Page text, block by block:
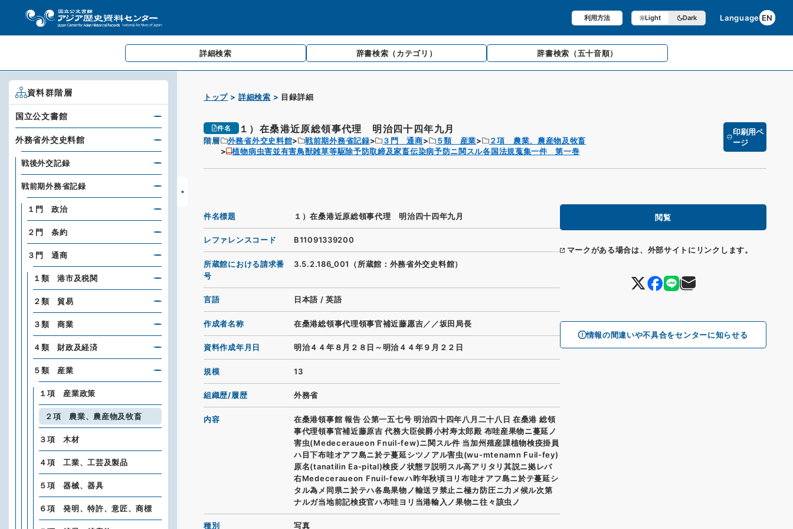
利用方法 Light Dark Language EN
詳細検索 辞書検索 （カテゴリ） 辞書検索 （五十音順）
トップ 詳細検索 目録詳細
件名 １）在桑港近原総領事代理 明治四十四年九月
階層 外務省外交史料館 戦前期外務省記録 ３門 通商 ５類 産業
２項 農業、農産物及牧畜
植物病虫害並有害鳥獣雑草等駆除予防取締及家畜伝染病予防ニ関スル各国法規蒐集一件 第一巻
印刷用ペ
ージ
閲覧
マークがある場合は、外部サイトにリンクします。
情報の間違いや不具合をセンターに知らせる
件名標題 １）在桑港近原総領事代理 明治四十四年九月
レファレンスコード B11091339200
所蔵館における請求番
号
3.5.2.186_001（所蔵館：外務省外交史料館）
言語 日本語 / 英語
作成者名称 在桑港総領事代理領事官補近藤愿吉／／坂田局長
資料作成年月日 明治４４年８月２８日～明治４４年９月２２日
規模 13
組織歴/履歴 外務省
内容
在桑港領事館 報告 公第一五七号 明治四十四年八月二十八日 在桑港 総領
事代理領事官補近藤原吉 代務大臣侯爵小村寿太郎殿 布哇産果物ニ蔓延ノ
害虫(Medeceraueon Fnuil-few)ニ関スル件 当加州殖産課植物検疫掛員
ハ目下布哇オアフ島ニ於テ蔓延シツノアル害虫(wu-mtenamn Fuil-fey)
原名(tanatilin Ea-pital)検疫ノ状態ヲ説明スル高アリタリ其説ニ拠レバ
右Medeceraueon Fnuil-fewハ昨年秋頃ヨリ布哇オアフ島ニ於テ蔓延シ
タル為メ同県ニ於テハ各島果物ノ輸送ヲ禁止ニ極カ防圧ニ力メ候ル次第
ナルガ当地前記検疫官ハ布哇ヨリ当港輸入ノ果物ニ往々該虫ノ
種別 写真
資料群階層
国立公文書館
外務省外交史料館
戦後外交記録
戦前期外務省記録
１門 政治
２門 条約
３門 通商
１類 港市及税関
２類 貿易
３類 商業
４類 財政及経済
５類 産業
１項 産業政策
２項 農業、農産物及牧畜
３項 木材
４項 工業、工芸及製品
５項 器械、器具
６項 発明、特許、意匠、商標